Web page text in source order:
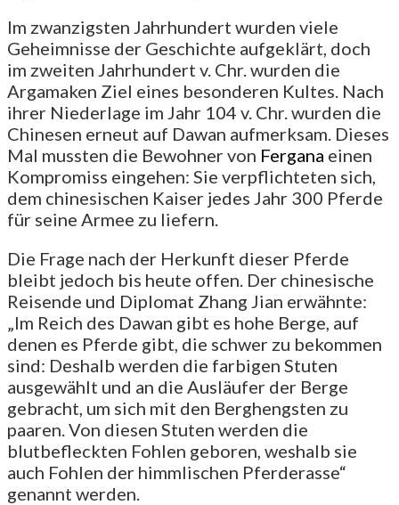
Im zwanzigsten Jahrhundert wurden viele
Geheimnisse der Geschichte aufgeklärt, doch
im zweiten Jahrhundert v. Chr. wurden die
Argamaken Ziel eines besonderen Kultes. Nach
ihrer Niederlage im Jahr 104 v. Chr. wurden die
Chinesen erneut auf Dawan aufmerksam. Dieses
Mal mussten die Bewohner von Fergana einen
Kompromiss eingehen: Sie verpflichteten sich,
dem chinesischen Kaiser jedes Jahr 300 Pferde
für seine Armee zu liefern.
Die Frage nach der Herkunft dieser Pferde
bleibt jedoch bis heute offen. Der chinesische
Reisende und Diplomat Zhang Jian erwähnte:
„Im Reich des Dawan gibt es hohe Berge, auf
denen es Pferde gibt, die schwer zu bekommen
sind: Deshalb werden die farbigen Stuten
ausgewählt und an die Ausläufer der Berge
gebracht, um sich mit den Berghengsten zu
paaren. Von diesen Stuten werden die
blutbefleckten Fohlen geboren, weshalb sie
auch Fohlen der himmlischen Pferderasse“
genannt werden.